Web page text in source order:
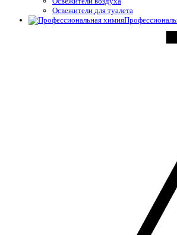
Освежители для туалета